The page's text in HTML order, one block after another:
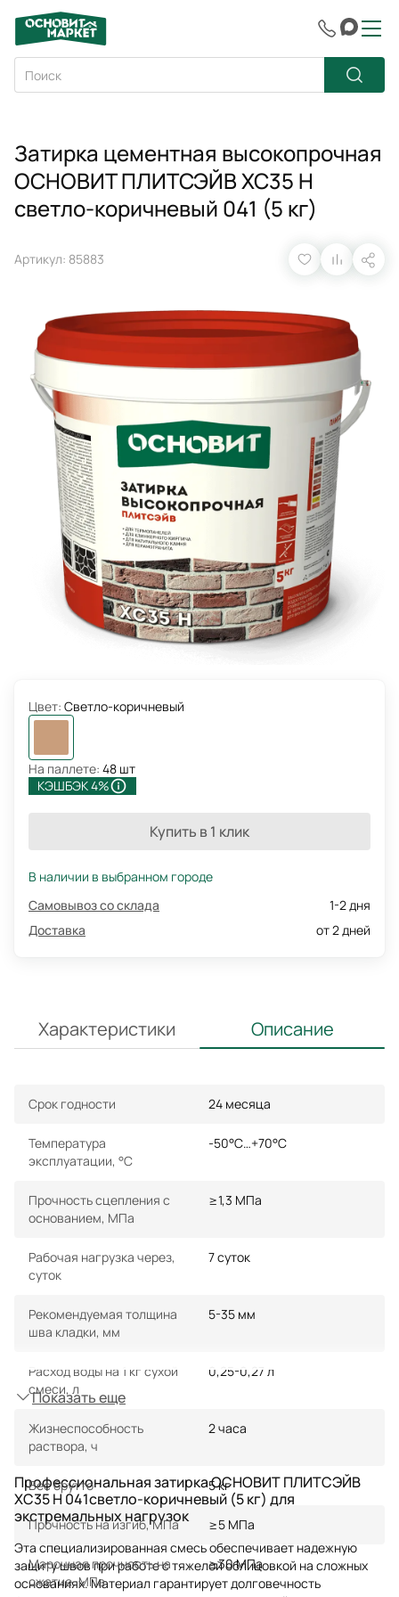
Затирка цементная высокопрочная
ОСНОВИТ ПЛИТСЭЙВ XC35 H
светло-коричневый 041 (5 кг)
Артикул: 85883
Цвет: Светло-коричневый
На паллете: 48 шт
КЭШБЭК 4%
Купить в 1 клик
В наличии в выбранном городе
Самовывоз со склада
1-2 дня
Доставка
от 2 дней
Характеристики Описание
Срок годности 24 месяца
Температура
эксплуатации, °С
-50°С…+70°С
Прочность сцепления с
основанием, МПа
≥1,3 МПа
Рабочая нагрузка через,
суток
7 суток
Рекомендуемая толщина
шва кладки, мм
5-35 мм
Расход воды на 1 кг сухой
смеси, л
0,25-0,27 л
Жизнеспособность
раствора, ч
2 часа
Вес брутто 5 кг
Прочность на изгиб, МПа ≥5 МПа
Марочная прочность на
сжатие, МПа
≥30 МПа
Показать еще
Профессиональная затирка ОСНОВИТ ПЛИТСЭЙВ
XC35 H 041светло-коричневый (5 кг) для
экстремальных нагрузок
Эта специализированная смесь обеспечивает надежную
защиту швов при работе с тяжелой облицовкой на сложных
основаниях. Материал гарантирует долговечность